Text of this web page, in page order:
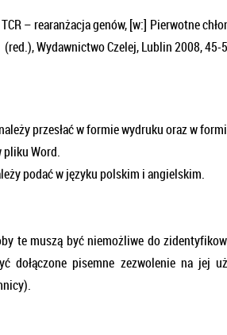
– rearanżacja genów, [w:] Pierwotne
Wydawnictwo Czelej, Lublin 2008, 45-
przesłać w formie wydruku oraz w
pliku Word.
podać w języku polskim i angielskim.
te muszą być niemożliwe do
dołączone pisemne zezwolenie na jej